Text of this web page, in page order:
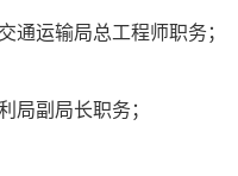
通运输局总工程师职务；
局副局长职务；